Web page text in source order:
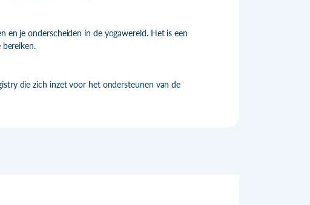
en je onderscheiden in de yogawereld. Het is een
die zich inzet voor het ondersteunen van de